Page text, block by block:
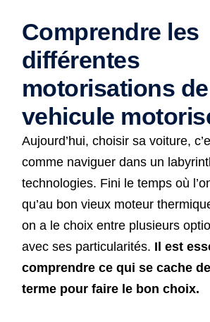
Comprendre les
différentes
motorisations
vehicule
Aujourd’hui, choisir sa voiture,
comme naviguer dans un
technologies. Fini le temps où
qu’au bon vieux moteur
on a le choix entre plusieurs
avec ses particularités. Il est
comprendre ce qui se cache
terme pour faire le bon choix.